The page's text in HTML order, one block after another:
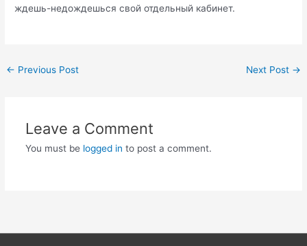
ждешь-недождешься свой отдельный кабинет.
Post
← Previous Post Next Post →
Leave a Comment
You must be logged in to post a comment.